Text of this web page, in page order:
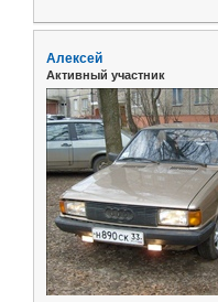
Алексей
Активный участник